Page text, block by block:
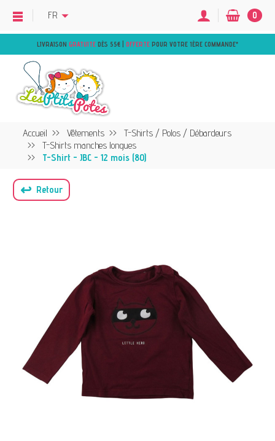
LIVRAISON GRATUITE DÈS 55€ | OFFERTE POUR VOTRE 1ÈRE COMMANDE*
FR 0
Accueil Vêtements
T-Shirts / Polos / Débardeurs
T-Shirts manches longues
T-Shirt - JBC - 12 mois (80)
↩ Retour